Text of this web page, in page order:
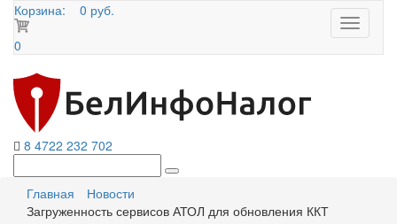
Toggle
Корзина:
0 руб.
0
8 4722 232 702
Главная
Новости
Загруженность сервисов АТОЛ для обновления ККТ